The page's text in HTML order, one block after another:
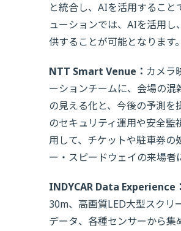
と統合し、AIを活用するこ
ューションでは、AIを活用
供することが可能となります
NTT Smart Venue： カメラ
ーションチームに、会場の
の見える化と、今後の予測を
のセキュリティ運用や安全監
用して、チケットや駐車券の
ー・スピードウェイの来場者
INDYCAR Data Experience：
30m、高画質LED大型スクリ
データ、各種センサーから集